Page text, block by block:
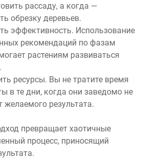
рассаду, а когда —
обрезку деревьев.
эффективность. Использование
рекомендаций по фазам
растениям развиваться
ресурсы. Вы не тратите время
в те дни, когда они заведомо не
желаемого результата.
превращает хаотичные
процесс, приносящий